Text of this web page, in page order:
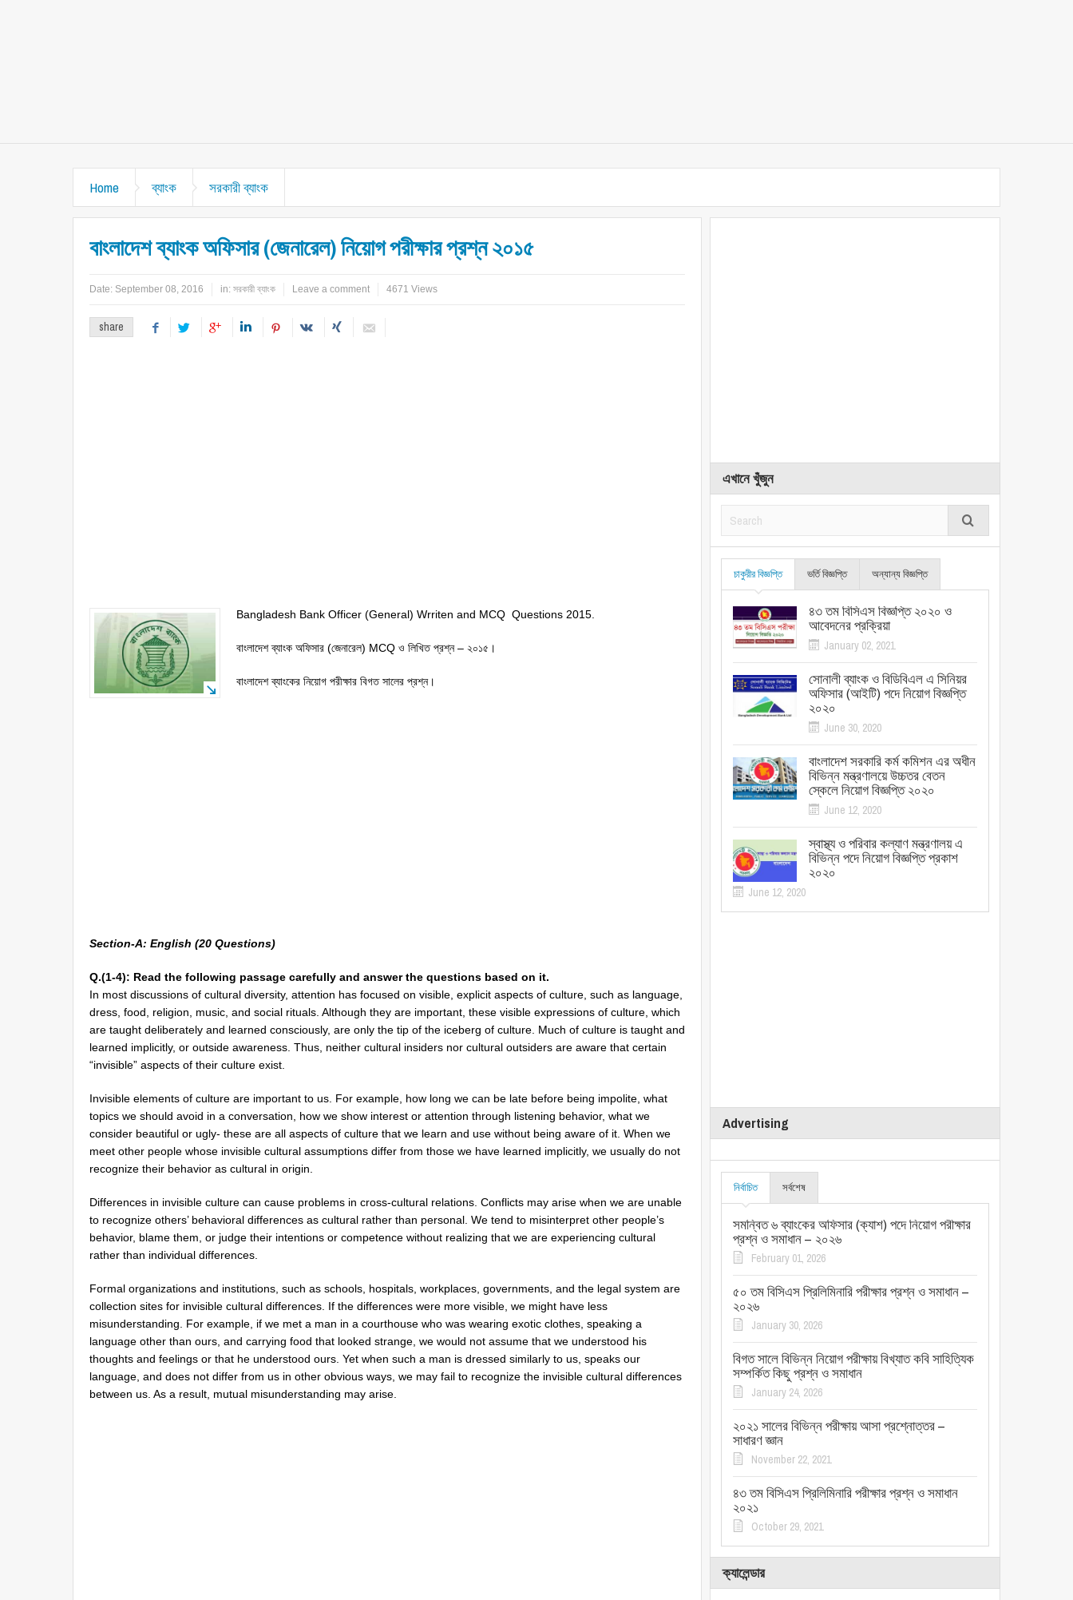
Home ব্যাংক সরকারী ব্যাংক
বাংলাদেশ ব্যাংক অফিসার (জেনারেল) নিয়োগ পরীক্ষার প্রশ্ন ২০১৫
Date: September 08, 2016 in: সরকারী ব্যাংক Leave a comment 4671 Views
share
Bangladesh Bank Officer (General) Wrriten and MCQ Questions 2015.
বাংলাদেশ ব্যাংক অফিসার (জেনারেল) MCQ ও লিখিত প্রশ্ন – ২০১৫।
বাংলাদেশ ব্যাংকের নিয়োগ পরীক্ষার বিগত সালের প্রশ্ন।
Section-A: English (20 Questions)
Q.(1-4): Read the following passage carefully and answer the questions based on it.
In most discussions of cultural diversity, attention has focused on visible, explicit aspects of culture, such as language,
dress, food, religion, music, and social rituals. Although they are important, these visible expressions of culture, which
are taught deliberately and learned consciously, are only the tip of the iceberg of culture. Much of culture is taught and
learned implicitly, or outside awareness. Thus, neither cultural insiders nor cultural outsiders are aware that certain
“invisible” aspects of their culture exist.
Invisible elements of culture are important to us. For example, how long we can be late before being impolite, what
topics we should avoid in a conversation, how we show interest or attention through listening behavior, what we
consider beautiful or ugly- these are all aspects of culture that we learn and use without being aware of it. When we
meet other people whose invisible cultural assumptions differ from those we have learned implicitly, we usually do not
recognize their behavior as cultural in origin.
Differences in invisible culture can cause problems in cross-cultural relations. Conflicts may arise when we are unable
to recognize others’ behavioral differences as cultural rather than personal. We tend to misinterpret other people’s
behavior, blame them, or judge their intentions or competence without realizing that we are experiencing cultural
rather than individual differences.
Formal organizations and institutions, such as schools, hospitals, workplaces, governments, and the legal system are
collection sites for invisible cultural differences. If the differences were more visible, we might have less
misunderstanding. For example, if we met a man in a courthouse who was wearing exotic clothes, speaking a
language other than ours, and carrying food that looked strange, we would not assume that we understood his
thoughts and feelings or that he understood ours. Yet when such a man is dressed similarly to us, speaks our
language, and does not differ from us in other obvious ways, we may fail to recognize the invisible cultural differences
between us. As a result, mutual misunderstanding may arise.
এখানে খুঁজুন
চাকুরীর বিজ্ঞপ্তি ভর্তি বিজ্ঞপ্তি অন্যান্য বিজ্ঞপ্তি
৪৩ তম বিসিএস বিজ্ঞপ্তি ২০২০ ও
আবেদনের প্রক্রিয়া
January 02, 2021
সোনালী ব্যাংক ও বিডিবিএল এ সিনিয়র
অফিসার (আইটি) পদে নিয়োগ বিজ্ঞপ্তি
২০২০
June 30, 2020
বাংলাদেশ সরকারি কর্ম কমিশন এর অধীন
বিভিন্ন মন্ত্রণালয়ে উচ্চতর বেতন
স্কেলে নিয়োগ বিজ্ঞপ্তি ২০২০
June 12, 2020
স্বাস্থ্য ও পরিবার কল্যাণ মন্ত্রণালয় এ
বিভিন্ন পদে নিয়োগ বিজ্ঞপ্তি প্রকাশ
২০২০
June 12, 2020
Advertising
নির্বাচিত সর্বশেষ
সমন্বিত ৬ ব্যাংকের অফিসার (ক্যাশ) পদে নিয়োগ পরীক্ষার
প্রশ্ন ও সমাধান – ২০২৬
February 01, 2026
৫০ তম বিসিএস প্রিলিমিনারি পরীক্ষার প্রশ্ন ও সমাধান –
২০২৬
January 30, 2026
বিগত সালে বিভিন্ন নিয়োগ পরীক্ষায় বিখ্যাত কবি সাহিত্যিক
সম্পর্কিত কিছু প্রশ্ন ও সমাধান
January 24, 2026
২০২১ সালের বিভিন্ন পরীক্ষায় আসা প্রশ্নোত্তর –
সাধারণ জ্ঞান
November 22, 2021
৪৩ তম বিসিএস প্রিলিমিনারি পরীক্ষার প্রশ্ন ও সমাধান
২০২১
October 29, 2021
ক্যালেন্ডার